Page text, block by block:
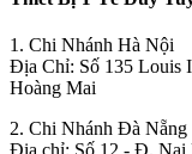
1. Chi Nhánh Hà Nội
Địa Chỉ: Số 135 Louis
Hoàng Mai
2. Chi Nhánh Đà Nẵng
Địa chỉ: Số 12 - Đ. Nại